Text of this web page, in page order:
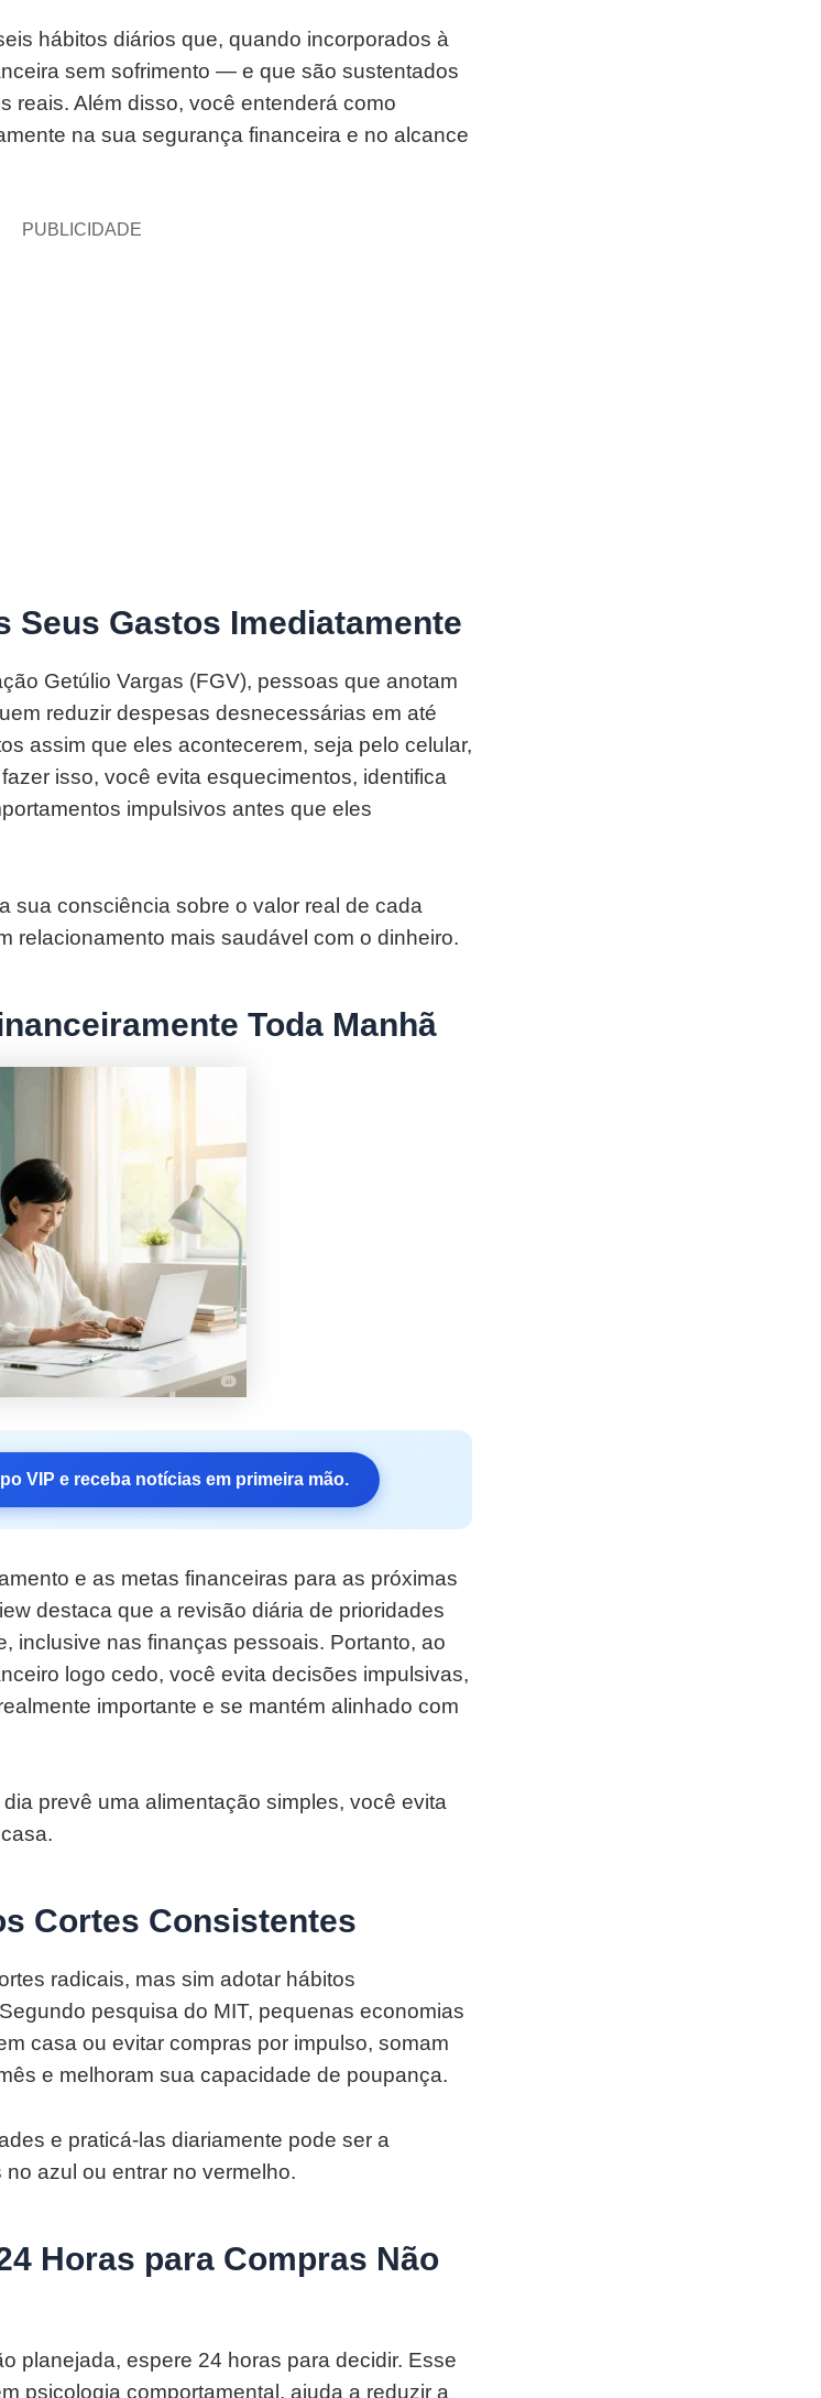
hábitos diários que, quando incorporados à
sem sofrimento — e que são sustentados
reais. Além disso, você entenderá como
na sua segurança financeira e no alcance
PUBLICIDADE
Seus Gastos Imediatamente
Getúlio Vargas (FGV), pessoas que anotam
reduzir despesas desnecessárias em até
assim que eles acontecerem, seja pelo celular,
isso, você evita esquecimentos, identifica
impulsivos antes que eles
sua consciência sobre o valor real de cada
relacionamento mais saudável com o dinheiro.
Toda Manhã
VIP e receba notícias em primeira mão.
e as metas financeiras para as próximas
destaca que a revisão diária de prioridades
inclusive nas finanças pessoais. Portanto, ao
logo cedo, você evita decisões impulsivas,
importante e se mantém alinhado com
prevê uma alimentação simples, você evita
Cortes Consistentes
radicais, mas sim adotar hábitos
pesquisa do MIT, pequenas economias
casa ou evitar compras por impulso, somam
e melhoram sua capacidade de poupança.
e praticá-las diariamente pode ser a
azul ou entrar no vermelho.
Horas para Compras Não
planejada, espere 24 horas para decidir. Esse
psicologia comportamental, ajuda a reduzir a